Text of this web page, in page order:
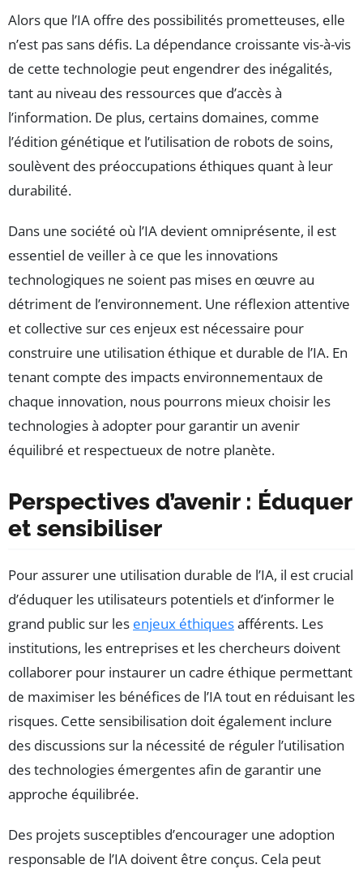
Alors que l’IA offre des possibilités prometteuses, elle
n’est pas sans défis. La dépendance croissante vis-à-vis
de cette technologie peut engendrer des inégalités,
tant au niveau des ressources que d’accès à
l’information. De plus, certains domaines, comme
l’édition génétique et l’utilisation de robots de soins,
soulèvent des préoccupations éthiques quant à leur
durabilité.
Dans une société où l’IA devient omniprésente, il est
essentiel de veiller à ce que les innovations
technologiques ne soient pas mises en œuvre au
détriment de l’environnement. Une réflexion attentive
et collective sur ces enjeux est nécessaire pour
construire une utilisation éthique et durable de l’IA. En
tenant compte des impacts environnementaux de
chaque innovation, nous pourrons mieux choisir les
technologies à adopter pour garantir un avenir
équilibré et respectueux de notre planète.
Perspectives d’avenir : Éduquer
et sensibiliser
Pour assurer une utilisation durable de l’IA, il est crucial
d’éduquer les utilisateurs potentiels et d’informer le
grand public sur les enjeux éthiquesafférents. Les
institutions, les entreprises et les chercheurs doivent
collaborer pour instaurer un cadre éthique permettant
de maximiser les bénéfices de l’IA tout en réduisant les
risques. Cette sensibilisation doit également inclure
des discussions sur la nécessité de réguler l’utilisation
des technologies émergentes afin de garantir une
approche équilibrée.
Des projets susceptibles d’encourager une adoption
responsable de l’IA doivent être conçus. Cela peut